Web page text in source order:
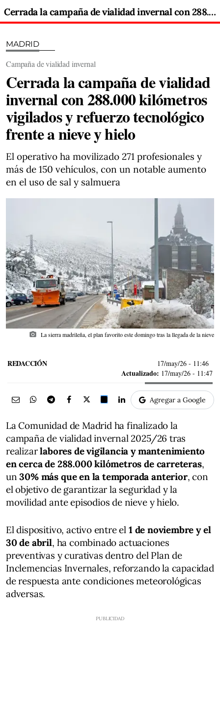
Cerrada la campaña de vialidad invernal con 288.000 kilómetros vigilados y refuerzo tecnológico frente a nieve y hielo
MADRID
Campaña de vialidad invernal
Cerrada la campaña de vialidad
invernal con 288.000 kilómetros
vigilados y refuerzo tecnológico
frente a nieve y hielo
El operativo ha movilizado 271 profesionales y
más de 150 vehículos, con un notable aumento
en el uso de sal y salmuera
photo_camera La sierra madrileña, el plan favorito este domingo tras la llegada de la nieve
REDACCIÓN 17/may/26 - 11:46
Actualizado: 17/may/26 - 11:47
Agregar a Google
La Comunidad de Madrid ha finalizado la
campaña de vialidad invernal 2025/26 tras
realizarlabores de vigilancia y mantenimiento
en cerca de 288.000 kilómetros de carreteras,
un30% más que en la temporada anterior, con
el objetivo de garantizar la seguridad y la
movilidad ante episodios de nieve y hielo.
El dispositivo, activo entre el 1 de noviembre y el
30 de abril, ha combinado actuaciones
preventivas y curativas dentro del Plan de
Inclemencias Invernales, reforzando la capacidad
de respuesta ante condiciones meteorológicas
adversas.